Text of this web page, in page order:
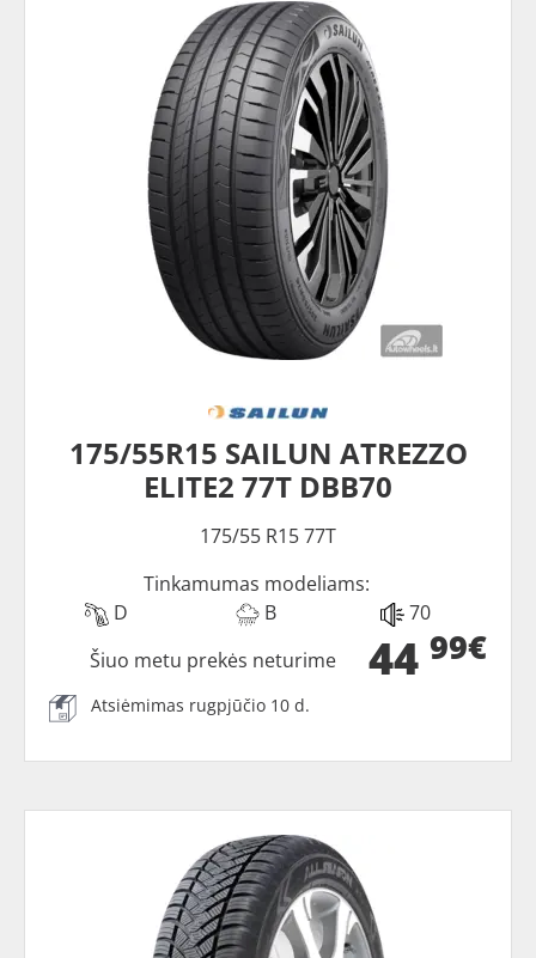
175/55R15 SAILUN ATREZZO
ELITE2 77T DBB70
175/55 R15 77T
Tinkamumas modeliams:
D
B 70
44 99€
Šiuo metu prekės neturime
Atsiėmimas rugpjūčio 10 d.